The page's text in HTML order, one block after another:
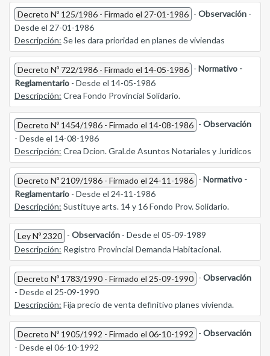
Decreto Nº 125/1986 - Firmado el 27-01-1986 - Observación -
Desde el 27-01-1986
Descripción: Se les dara prioridad en planes de viviendas
Decreto Nº 722/1986 - Firmado el 14-05-1986 - Normativo -
Reglamentario - Desde el 14-05-1986
Descripción: Crea Fondo Provincial Solidario.
Decreto Nº 1454/1986 - Firmado el 14-08-1986 - Observación
- Desde el 14-08-1986
Descripción: Crea Dcion. Gral.de Asuntos Notariales y Juridicos
Decreto Nº 2109/1986 - Firmado el 24-11-1986 - Normativo -
Reglamentario - Desde el 24-11-1986
Descripción: Sustituye arts. 14 y 16 Fondo Prov. Solidario.
Ley Nº 2320 - Observación - Desde el 05-09-1989
Descripción: Registro Provincial Demanda Habitacional.
Decreto Nº 1783/1990 - Firmado el 25-09-1990 - Observación
- Desde el 25-09-1990
Descripción: Fija precio de venta definitivo planes vivienda.
Decreto Nº 1905/1992 - Firmado el 06-10-1992 - Observación
- Desde el 06-10-1992